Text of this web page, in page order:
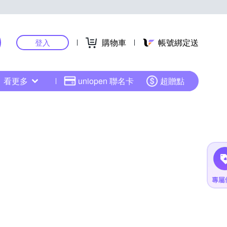
登入 購物車 帳號綁定送
看更多 uniopen 聯名卡 超贈點